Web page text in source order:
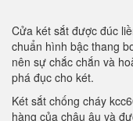
Cửa két sắt được đúc
chuẩn hình bậc thang
nên sự chắc chắn và
phá đục cho két.
Két sắt chống cháy
hàng của châu âu và